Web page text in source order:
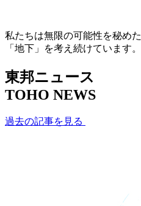
私たちは無限の可能性を秘めた
「地下」を考え続けています。
東邦ニュース
TOHO NEWS
過去の記事を見る